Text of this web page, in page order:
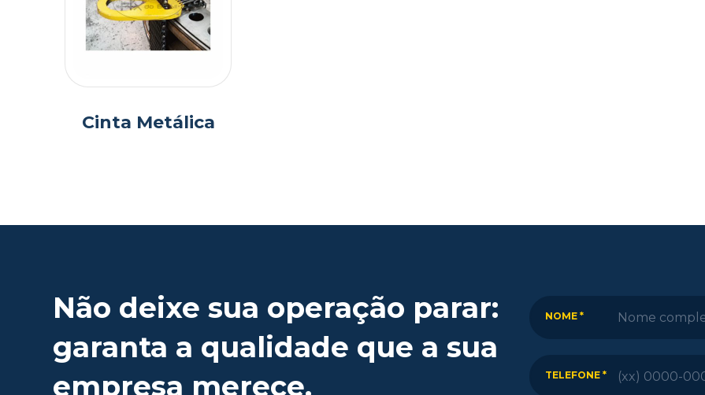
Cinta Metálica
Não deixe sua operação parar:
garanta a qualidade que a sua
empresa merece.
NOME *
TELEFONE *